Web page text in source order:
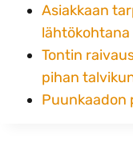
Asiakkaan
lähtökohtana
Tontin
pihan
Puunkaadon